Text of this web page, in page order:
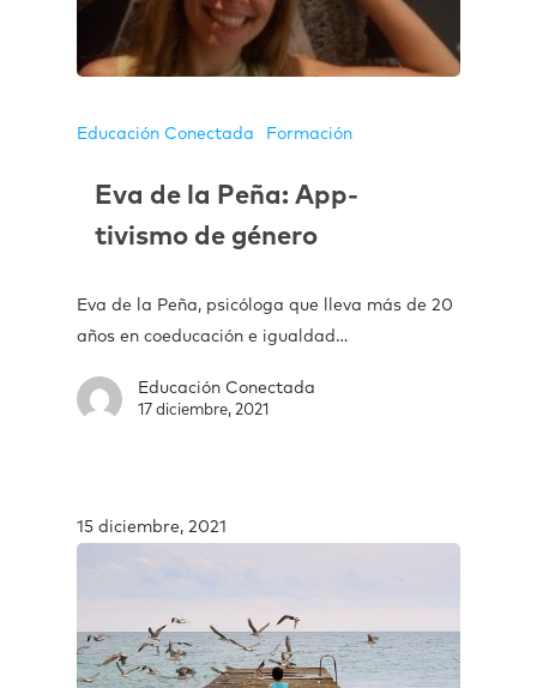
Educación Conectada Formación
Eva de la Peña: App-
tivismo de género
Eva de la Peña, psicóloga que lleva más de 20
años en coeducación e igualdad…
Educación Conectada
17 diciembre, 2021
15 diciembre, 2021